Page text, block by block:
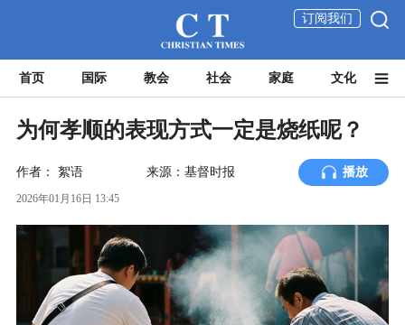
订阅我们
首页 国际 教会 社会 家庭 文化
为何孝顺的表现方式一定是烧纸呢？
作者： 絮语 来源：基督时报 播放
2026年01月16日 13:45